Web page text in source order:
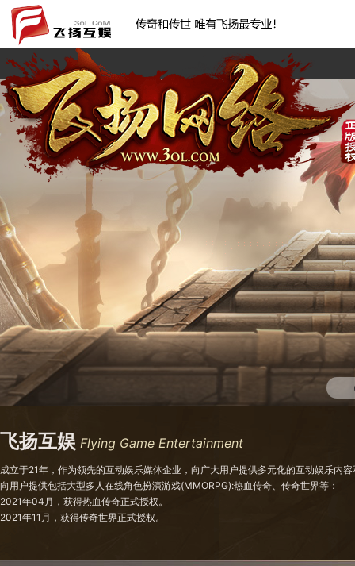
飞扬互娱 Flying Game Entertainment
成立于21年，作为领先的互动娱乐媒体企业，向广大用户提供多元化的互动娱乐内
向用户提供包括大型多人在线角色扮演游戏(MMORPG):热血传奇、传奇世界等：
2021年04月，获得热血传奇正式授权。
2021年11月，获得传奇世界正式授权。